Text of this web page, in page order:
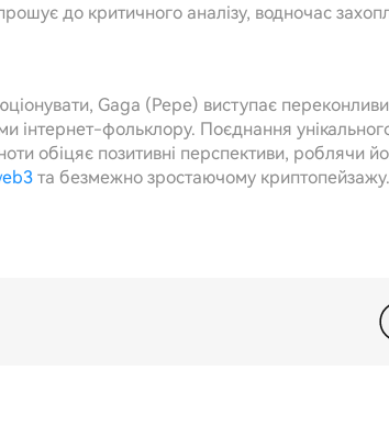
до критичного аналізу, водночас
Gaga (Pepe) виступає
інтернет-фольклору. Поєднання
обіцяє позитивні перспективи, роблячи
та безмежно зростаючому криптопейзажу.